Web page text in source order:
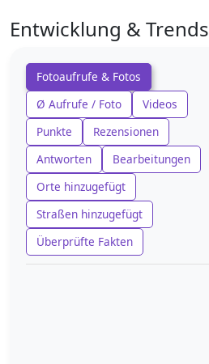
Entwicklung & Trends
Fotoaufrufe & Fotos
Ø Aufrufe / Foto
Videos
Punkte
Rezensionen
Antworten
Bearbeitungen
Orte hinzugefügt
Straßen hinzugefügt
Überprüfte Fakten